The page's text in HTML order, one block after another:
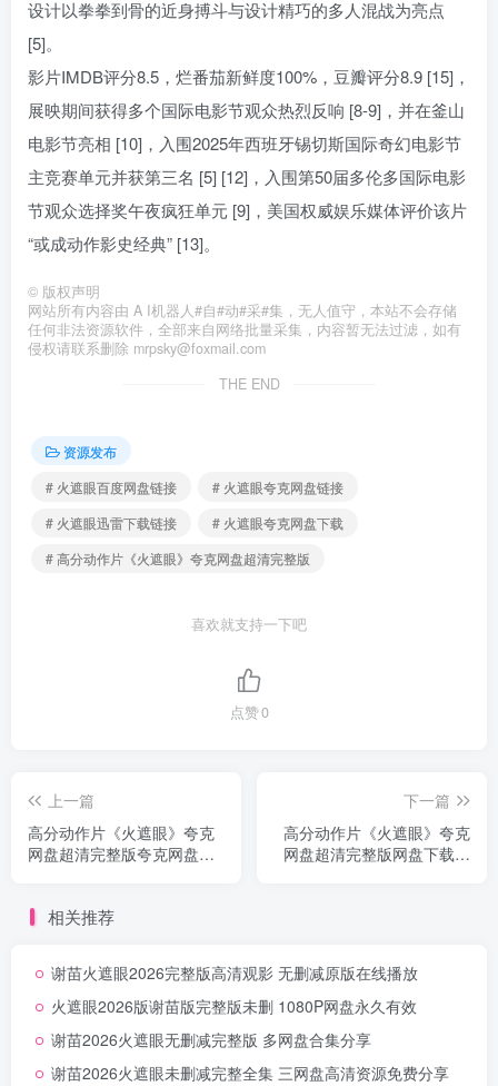
设计以拳拳到骨的近身搏斗与设计精巧的多人混战为亮点
[5]。
影片IMDB评分8.5，烂番茄新鲜度100%，豆瓣评分8.9 [15]，
展映期间获得多个国际电影节观众热烈反响 [8-9]，并在釜山
电影节亮相 [10]，入围2025年西班牙锡切斯国际奇幻电影节
主竞赛单元并获第三名 [5] [12]，入围第50届多伦多国际电影
节观众选择奖午夜疯狂单元 [9]，美国权威娱乐媒体评价该片
“或成动作影史经典” [13]。
© 版权声明
网站所有内容由 A I机器人#自#动#采#集，无人值守，本站不会存储
任何非法资源软件，全部来自网络批量采集，内容暂无法过滤，如有
侵权请联系删除 mrpsky@foxmail.com
THE END
资源发布
# 火遮眼百度网盘链接
# 火遮眼夸克网盘链接
# 火遮眼迅雷下载链接
# 火遮眼夸克网盘下载
# 高分动作片《火遮眼》夸克网盘超清完整版
喜欢就支持一下吧
点赞0
上一篇
高分动作片《火遮眼》夸克
网盘超清完整版夸克网盘下
下一篇
高分动作片《火遮眼》夸克
网盘超清完整版网盘下载免
相关推荐
谢苗火遮眼2026完整版高清观影 无删减原版在线播放
火遮眼2026版谢苗版完整版未删 1080P网盘永久有效
谢苗2026火遮眼无删减完整版 多网盘合集分享
谢苗2026火遮眼未删减完整全集 三网盘高清资源免费分享